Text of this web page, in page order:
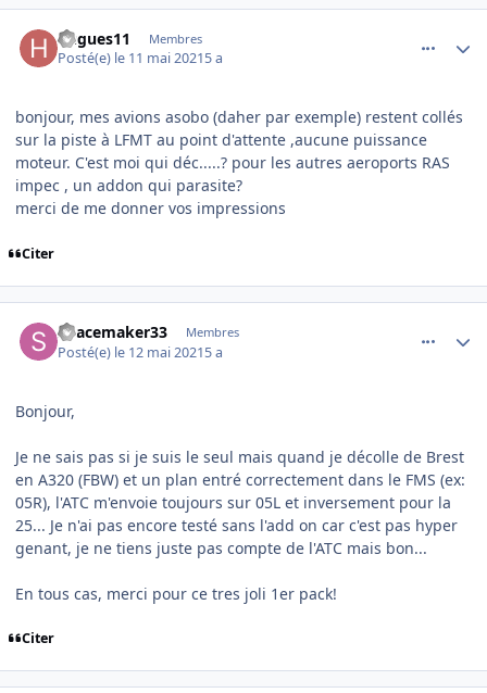
hugues11 Membres
Posté(e) le 11 mai 20215 a
bonjour, mes avions asobo (daher par exemple) restent collés
sur la piste à LFMT au point d'attente ,aucune puissance
moteur. C'est moi qui déc.....? pour les autres aeroports RAS
impec , un addon qui parasite?
merci de me donner vos impressions
Citer
Spacemaker33 Membres
Posté(e) le 12 mai 20215 a
Bonjour,
Je ne sais pas si je suis le seul mais quand je décolle de Brest
en A320 (FBW) et un plan entré correctement dans le FMS (ex:
05R), l'ATC m'envoie toujours sur 05L et inversement pour la
25... Je n'ai pas encore testé sans l'add on car c'est pas hyper
genant, je ne tiens juste pas compte de l'ATC mais bon...
En tous cas, merci pour ce tres joli 1er pack!
Citer